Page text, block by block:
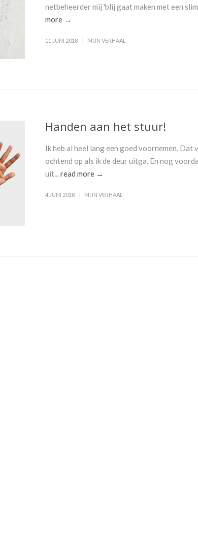
netbeheerder mij 'blij gaat maken met een
more →
11 JUNI 2018 MIJN VERHAAL
Handen aan het stuur!
Ik heb al heel lang een goed voornemen. Dat
ochtend op als ik de deur uitga. En nog
uit...read more →
4 JUNI 2018 MIJN VERHAAL